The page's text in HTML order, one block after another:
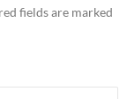
fields are marked